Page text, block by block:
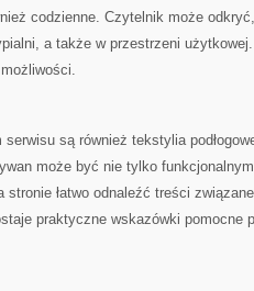
codzienne. Czytelnik może
a także w przestrzeni
są również tekstylia
może być nie tylko
łatwo odnaleźć treści
praktyczne wskazówki pomocne